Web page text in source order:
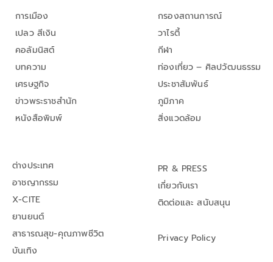
การเมือง
เปลว สีเงิน
คอลัมนิสต์
บทความ
เศรษฐกิจ
ข่าวพระราชสำนัก
หนังสือพิมพ์
กรองสถานการณ์
วาไรตี้
กีฬา
ท่องเที่ยว – ศิลปวัฒนธรรม
ประชาสัมพันธ์
ภูมิภาค
สิ่งแวดล้อม
ต่างประเทศ
อาชญากรรม
X-CITE
ยานยนต์
สาธารณสุข-คุณภาพชีวิต
บันเทิง
PR & PRESS
เกี่ยวกับเรา
ติดต่อและ สนับสนุน
Privacy Policy